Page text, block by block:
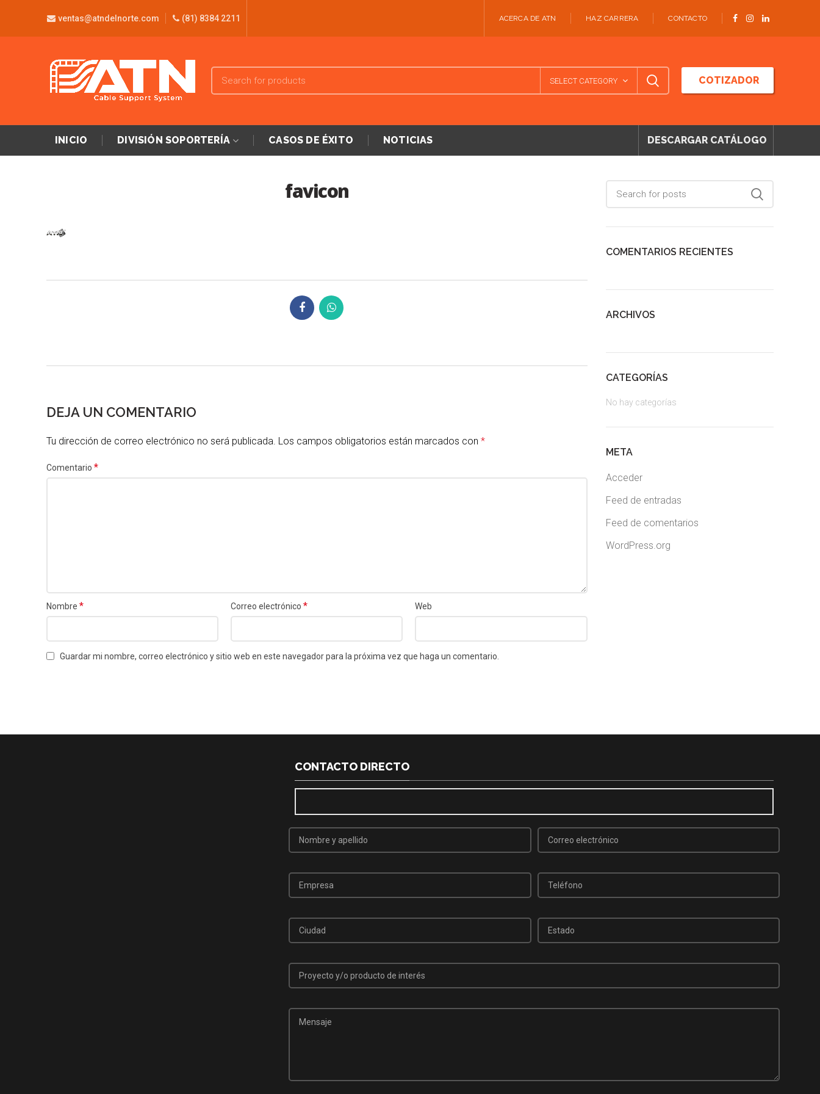
ventas@atndelnorte.com (81) 8384 2211 ACERCA DE ATN HAZ CARRERA CONTACTO
SELECT CATEGORY COTIZADOR
INICIO DIVISIÓN SOPORTERÍA CASOS DE ÉXITO NOTICIAS DESCARGAR CATÁLOGO
favicon
DEJA UN COMENTARIO
Tu dirección de correo electrónico no será publicada. Los campos obligatorios están marcados con *
Comentario *
Nombre * Correo electrónico* Web
Guardar mi nombre, correo electrónico y sitio web en este navegador para la próxima vez que haga un comentario.
COMENTARIOS RECIENTES
ARCHIVOS
CATEGORÍAS
No hay categorías
META
Acceder
Feed de entradas
Feed de comentarios
WordPress.org
CONTACTO DIRECTO